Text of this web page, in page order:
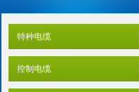
特种电缆
控制电缆